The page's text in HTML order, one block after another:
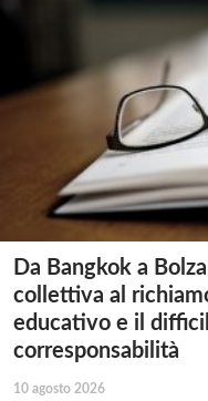
Da Bangkok a
collettiva al
educativo e il
corresponsabilità
10 agosto 2026